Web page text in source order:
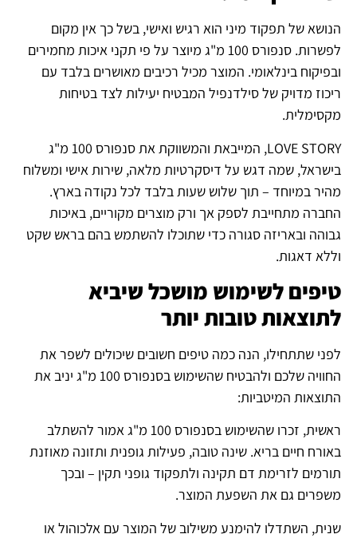
הנושא של תפקוד מיני הוא רגיש ואישי, בשל כך אין מקום
לפשרות. סנפורס 100 מ"ג מיוצר על פי תקני איכות מחמירים
ובפיקוח בינלאומי. המוצר מכיל רכיבים מאושרים בלבד עם
ריכוז מדויק של סילדנפיל המבטיח יעילות לצד בטיחות
מקסימלית.
LOVE STORY, המייבאת והמשווקת את סנפורס 100 מ"ג
בישראל, שמה דגש על דיסקרטיות מלאה, שירות אישי ומשלוח
מהיר במיוחד – תוך שלוש שעות בלבד לכל נקודה בארץ.
החברה מתחייבת לספק אך ורק מוצרים מקוריים, באיכות
גבוהה ובאריזה סגורה כדי שתוכלו להשתמש בהם בראש שקט
וללא דאגות.
טיפים לשימוש מושכל שיביא
לתוצאות טובות יותר
לפני שתתחילו, הנה כמה טיפים חשובים שיכולים לשפר את
החוויה שלכם ולהבטיח שהשימוש בסנפורס 100 מ"ג יניב את
התוצאות המיטביות:
ראשית, זכרו שהשימוש בסנפורס 100 מ"ג אמור להשתלב
באורח חיים בריא. שינה טובה, פעילות גופנית ותזונה מאוזנת
תורמים לזרימת דם תקינה ולתפקוד גופני תקין – ובכך
משפרים גם את השפעת המוצר.
שנית, השתדלו להימנע משילוב של המוצר עם אלכוהול או